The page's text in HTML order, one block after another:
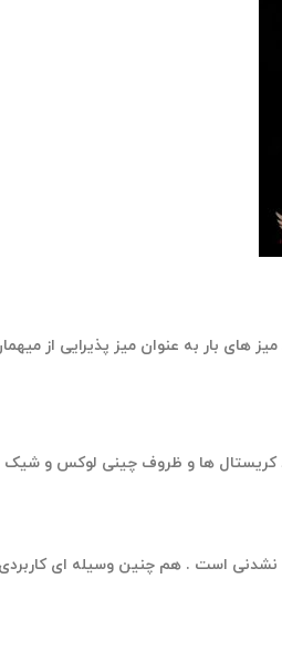
های بار به عنوان میز پذیرایی از
است . هم چنین وسیله ای